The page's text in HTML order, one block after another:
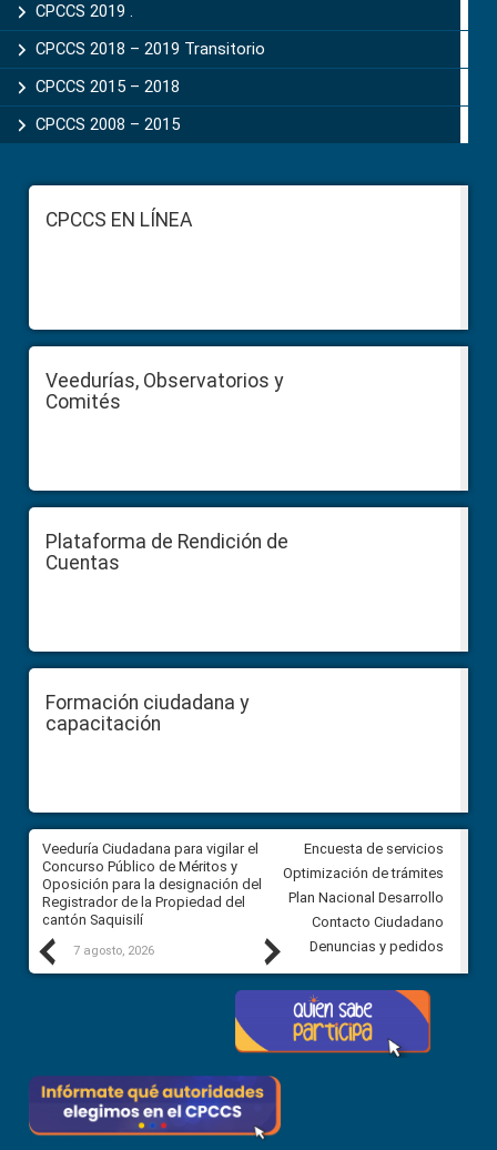
CPCCS 2019 .
CPCCS 2018 – 2019 Transitorio
CPCCS 2015 – 2018
CPCCS 2008 – 2015
FooterCPCCS EN LÍNEA
Veedurías, Observatorios y
Comités
Plataforma de Rendición de
Cuentas
Formación ciudadana y
capacitación
Previous
Veeduría Ciudadana para vigilar el
Concurso Público de Méritos y
Oposición para la designación del
Registrador de la Propiedad del
cantón Saquisilí
7 agosto, 2026
Veeduría Ciudadana para
construcción del asfaltado de
Ballenita del cantón Santa
7 agosto, 2026
Next
Encuesta de servicios
Optimización de trámites
Plan Nacional Desarrollo
Contacto Ciudadano
Denuncias y pedidos